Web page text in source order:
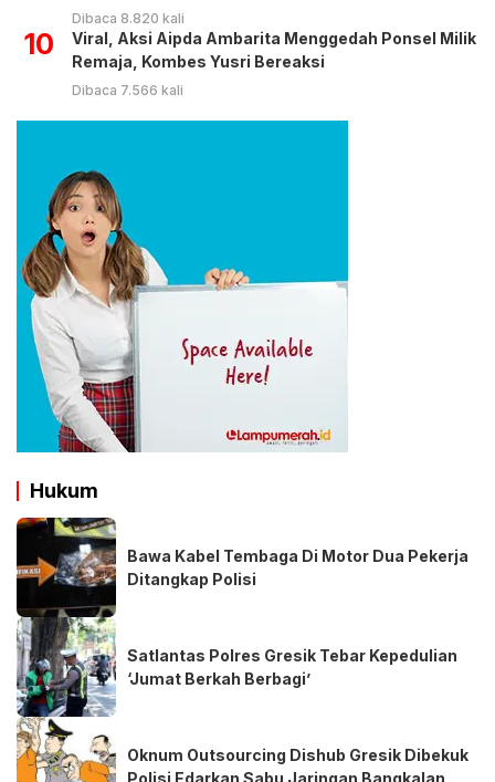
Dibaca 8.820 kali
10
Viral, Aksi Aipda Ambarita Menggedah Ponsel Milik
Remaja, Kombes Yusri Bereaksi
Dibaca 7.566 kali
Hukum
Bawa Kabel Tembaga Di Motor Dua Pekerja
Ditangkap Polisi
Satlantas Polres Gresik Tebar Kepedulian
‘Jumat Berkah Berbagi’
Oknum Outsourcing Dishub Gresik Dibekuk
Polisi Edarkan Sabu Jaringan Bangkalan